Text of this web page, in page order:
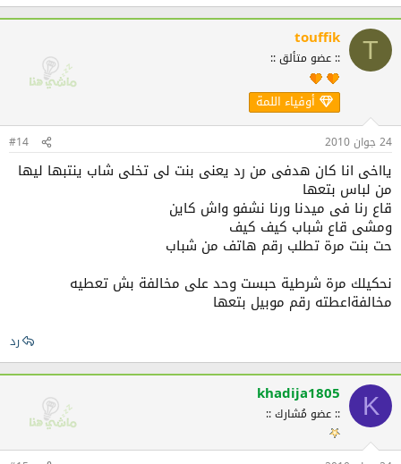
T
touffik
:: عضو متألق ::
أوفياء اللمة
24 جوان 2010 #14
يااخى انا كان هدفى من رد يعنى بنت لى تخلى شاب ينتبها ليها
من لباس بتعها
قاع رنا فى ميدنا ورنا نشفو واش كاين
ومشى قاع شباب كيف كيف
حت بنت مرة تطلب رقم هاتف من شباب
نحكيلك مرة شرطية حبست وحد على مخالفة بش تعطيه
مخالفةاعطته رقم موبيل بتعها
رد
K
khadija1805
:: عضو مُشارك ::